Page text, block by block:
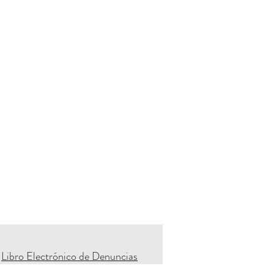
Libro Electrónico de Denuncias